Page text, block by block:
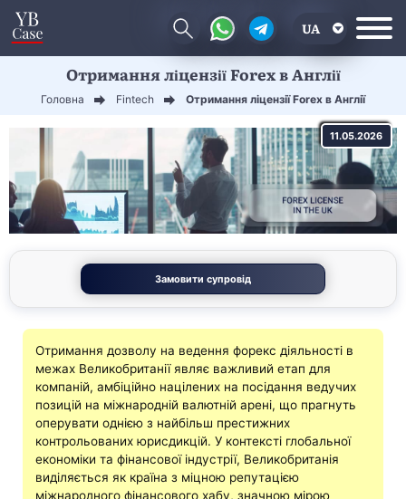
UA
Отримання ліцензії Forex в Англії
Головна Fintech Отримання ліцензії Forex в Англії
11.05.2026
Замовити супровід
Отримання дозволу на ведення форекс діяльності в
межах Великобританії являє важливий етап для
компаній, амбіційно націлених на посідання ведучих
позицій на міжнародній валютній арені, що прагнуть
оперувати однією з найбільш престижних
контрольованих юрисдикцій. У контексті глобальної
економіки та фінансової індустрії, Великобританія
виділяється як країна з міцною репутацією
міжнародного фінансового хабу, значною мірою